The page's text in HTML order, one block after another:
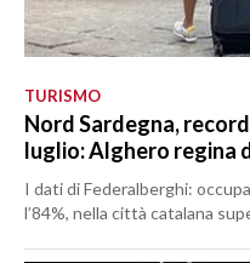
TURISMO
Nord Sardegna,
luglio: Alghero regina
I dati di Federalberghi:
l’84%, nella città catalana